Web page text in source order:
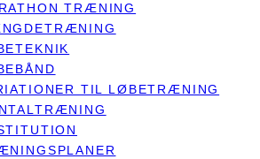
TRÆNING
TIL LØBETRÆNING